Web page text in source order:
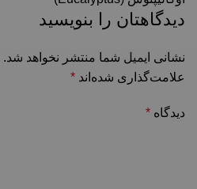
دیدگاهتان را بنویسید
نشانی ایمیل شما منتشر نخواهد شد.
علامت‌گذاری شده‌اند *
دیدگاه *